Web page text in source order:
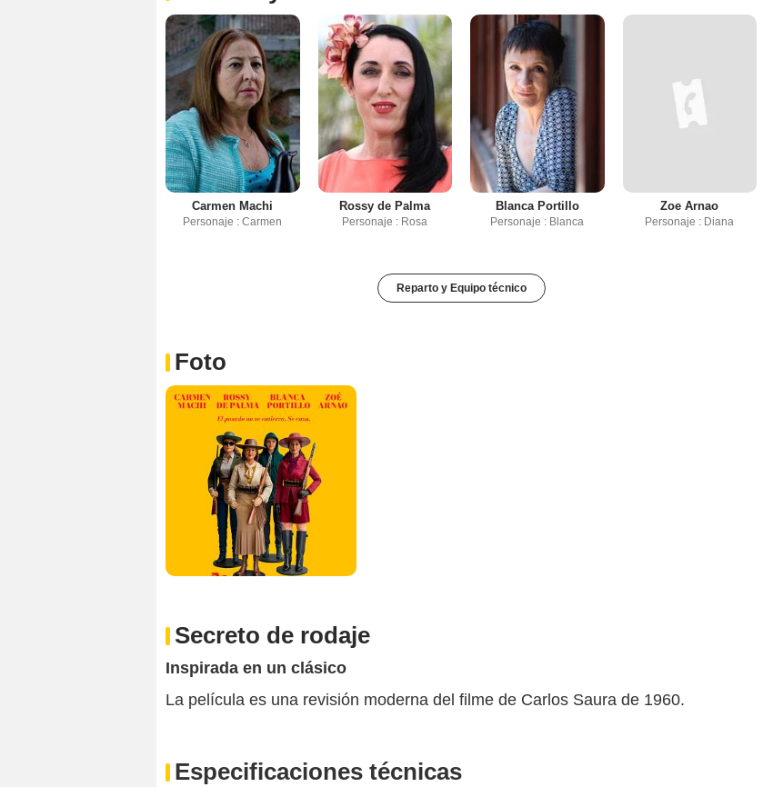
Carmen Machi
Personaje : Carmen
Rossy de Palma
Personaje : Rosa
Blanca Portillo
Personaje : Blanca
Zoe Arnao
Personaje : Diana
Reparto y Equipo técnico
Foto
Secreto de rodaje
Inspirada en un clásico
La película es una revisión moderna del filme de Carlos Saura de 1960.
Especificaciones técnicas